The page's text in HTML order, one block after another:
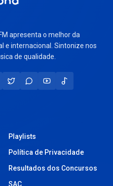
apresenta o melhor da
e internacional. Sintonize nos
de qualidade.
Playlists
Política de Privacidade
Resultados dos Concursos
SAC